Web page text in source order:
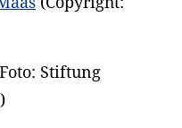
Stiftung